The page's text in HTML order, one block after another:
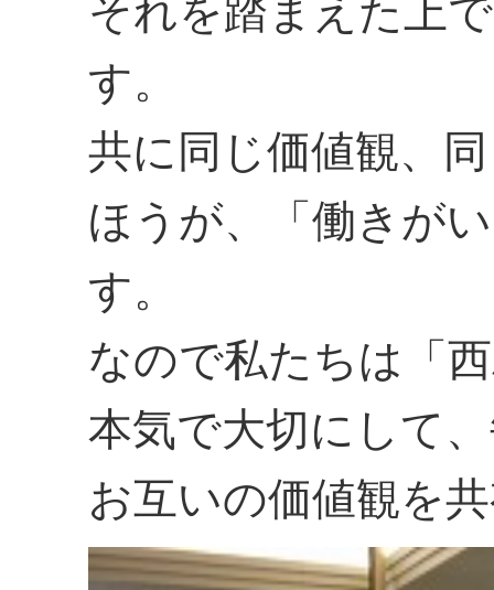
それを踏まえた上
す。
共に同じ価値観、
ほうが、「働きが
す。
なので私たちは「
本気で大切にして
お互いの価値観を